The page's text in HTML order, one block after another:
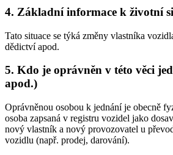
4. Základní informace k životní
Tato situace se týká změny vlastníka
dědictví apod.
5. Kdo je oprávněn v této věci
apod.)
Oprávněnou osobou k jednání je obecně
osoba zapsaná v registru vozidel jako
nový vlastník a nový provozovatel u
vozidlu (např. prodej, darování).